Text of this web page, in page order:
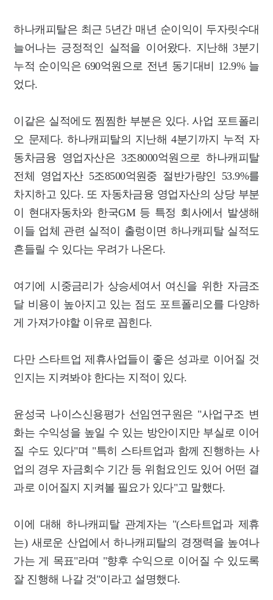
하나캐피탈은 최근 5년간 매년 순이익이 두자릿수대
늘어나는 긍정적인 실적을 이어왔다. 지난해 3분기
누적 순이익은 690억원으로 전년 동기대비 12.9% 늘
었다.
이같은 실적에도 찜찜한 부분은 있다. 사업 포트폴리
오 문제다. 하나캐피탈의 지난해 4분기까지 누적 자
동차금융 영업자산은 3조8000억원으로 하나캐피탈
전체 영업자산 5조8500억원중 절반가량인 53.9%를
차지하고 있다. 또 자동차금융 영업자산의 상당 부분
이 현대자동차와 한국GM 등 특정 회사에서 발생해
이들 업체 관련 실적이 출렁이면 하나캐피탈 실적도
흔들릴 수 있다는 우려가 나온다.
여기에 시중금리가 상승세여서 여신을 위한 자금조
달 비용이 높아지고 있는 점도 포트폴리오를 다양하
게 가져가야할 이유로 꼽힌다.
다만 스타트업 제휴사업들이 좋은 성과로 이어질 것
인지는 지켜봐야 한다는 지적이 있다.
윤성국 나이스신용평가 선임연구원은 "사업구조 변
화는 수익성을 높일 수 있는 방안이지만 부실로 이어
질 수도 있다"며 "특히 스타트업과 함께 진행하는 사
업의 경우 자금회수 기간 등 위험요인도 있어 어떤 결
과로 이어질지 지켜볼 필요가 있다"고 말했다.
이에 대해 하나캐피탈 관계자는 "(스타트업과 제휴
는) 새로운 산업에서 하나캐피탈의 경쟁력을 높여나
가는 게 목표"라며 "향후 수익으로 이어질 수 있도록
잘 진행해 나갈 것"이라고 설명했다.